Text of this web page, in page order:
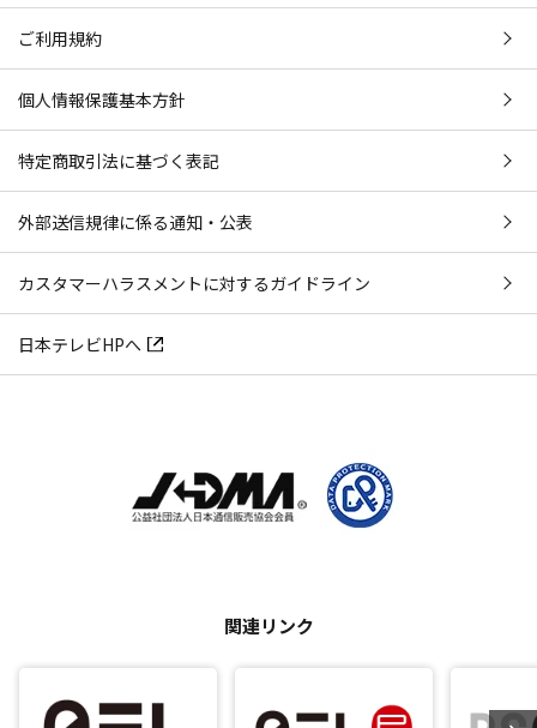
ご利用規約
個人情報保護基本方針
特定商取引法に基づく表記
外部送信規律に係る通知・公表
カスタマーハラスメントに対するガイドライン
日本テレビHPへ
関連リンク